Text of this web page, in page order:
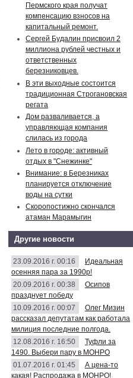
Пермского края получат
компенсацию взносов на
капитальный ремонт.
Сергей Будалин присвоил 2
миллиона рублей честных и
ответственных
березниковцев.
В эти выходные состоится
традиционная Строгановская
регата
Дом разваливается, а
управляющая компания
слилась из города
Лето в городе: активный
отдых в "Снежинке"
Внимание: в Березниках
планируется отключение
воды на сутки
Скоропостижно скончался
атаман Марамыгин
Другие новости
23.09.2016 г. 00:16
Идеальная
осенняя пара за 1990р!
20.09.2016 г. 00:38
Осипов
празднует победу
10.09.2016 г. 00:07
Олег Мизин
рассказал депутатам как работала
милиция последние полгода.
12.08.2016 г. 16:50
Туфли за
1490. Выбери пару в МОНРО
01.07.2016 г. 01:45
А цена-то
какая! Распродажа в МОНРО!